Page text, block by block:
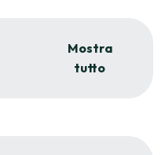
Mostra
tutto